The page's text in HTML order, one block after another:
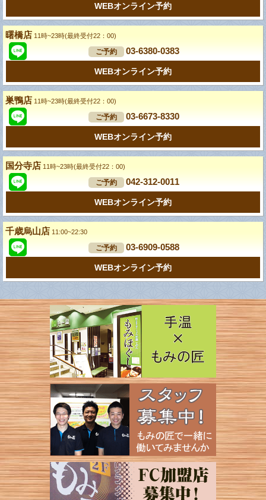
WEBオンライン予約
曙橋店 11時~23時(最終受付22：00)
ご予約 03-6380-0383
WEBオンライン予約
巣鴨店 11時~23時(最終受付22：00)
ご予約 03-6673-8330
WEBオンライン予約
国分寺店 11時~23時(最終受付22：00)
ご予約 042-312-0011
WEBオンライン予約
千歳烏山店 11:00~22:30
ご予約 03-6909-0588
WEBオンライン予約